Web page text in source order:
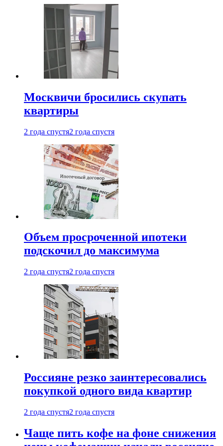
Москвичи бросились скупать
квартиры
2 года спустя2 года спустя
Объем просроченной ипотеки
подскочил до максимума
2 года спустя2 года спустя
Россияне резко заинтересовались
покупкой одного вида квартир
2 года спустя2 года спустя
Чаще пить кофе на фоне снижения